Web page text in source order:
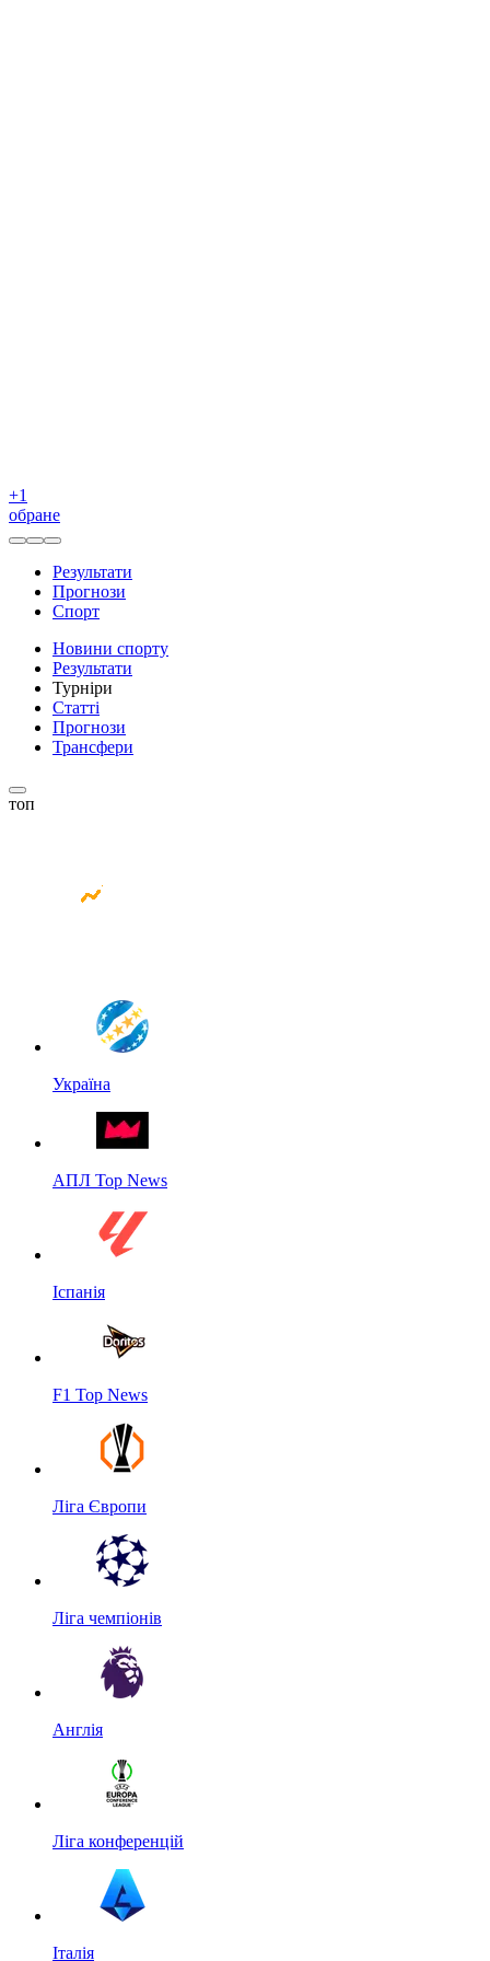
+1
обране
Результати
Прогнози
Спорт
Новини спорту
Результати
Турніри
Статті
Прогнози
Трансфери
топ
Україна
АПЛ Top News
Іспанія
F1 Top News
Ліга Європи
Ліга чемпіонів
Англія
Ліга конференцій
Італія